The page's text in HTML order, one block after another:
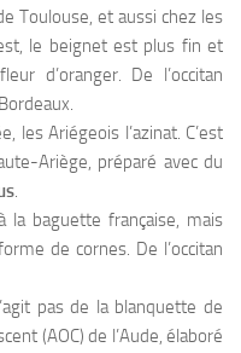
Toulouse, et aussi chez les
le beignet est plus fin et
d’oranger. De l’occitan
les Ariégeois l’azinat. C’est
Ariège, préparé avec du
.
la baguette française, mais
de cornes. De l’occitan
pas de la blanquette de
(AOC) de l’Aude, élaboré